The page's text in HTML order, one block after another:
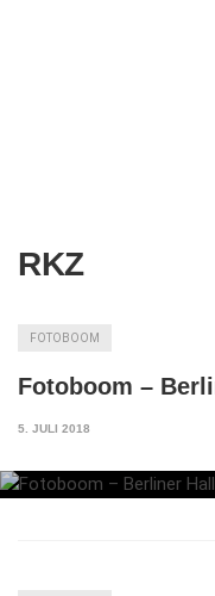
RKZ
FOTOBOOM
Fotoboom –
5. JULI 2018